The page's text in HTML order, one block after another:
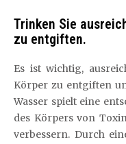
Trinken Sie
zu entgiften.
Es ist wichtig,
Körper zu entgiften
Wasser spielt eine
des Körpers von
verbessern. Durch